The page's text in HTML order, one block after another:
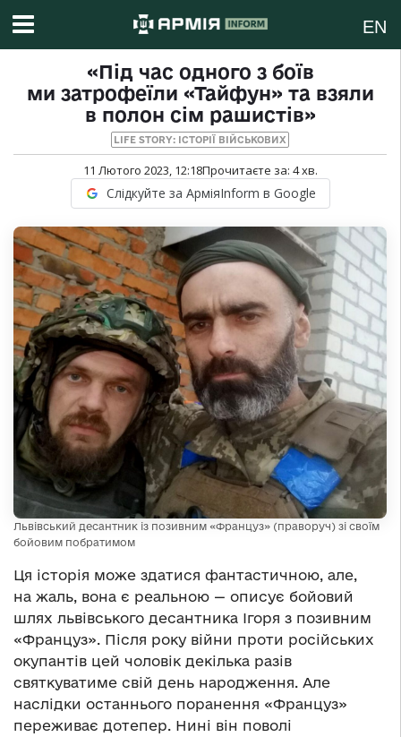
EN
«Під час одного з боїв
ми затрофеїли «Тайфун» та взяли
в полон сім рашистів»
LIFE STORY: ІСТОРІЇ ВІЙСЬКОВИХ
11 Лютого 2023, 12:18Прочитаєте за: 4хв.
Слідкуйте за АрміяInform в Google
Львівський десантник із позивним «Француз» (праворуч) зі своїм
бойовим побратимом
Ця історія може здатися фантастичною, але,
на жаль, вона є реальною — описує бойовий
шлях львівського десантника Ігоря з позивним
«Француз». Після року війни проти російських
окупантів цей чоловік декілька разів
святкуватиме свій день народження. Але
наслідки останнього поранення «Француз»
переживає дотепер. Нині він поволі